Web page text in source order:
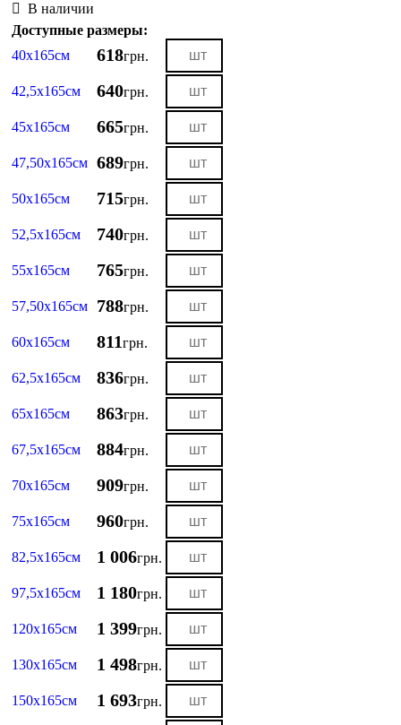
В наличии
Доступные размеры:
40х165см
618грн.
42,5х165см 640грн.
45х165см 665грн.
47,50х165см 689грн.
50х165см 715грн.
52,5х165см 740грн.
55х165см 765грн.
57,50х165см 788грн.
60х165см 811грн.
62,5х165см 836грн.
65х165см 863грн.
67,5х165см 884грн.
70х165см 909грн.
75х165см 960грн.
82,5х165см 1 006грн.
97,5х165см 1 180грн.
120х165см 1 399грн.
130х165см 1 498грн.
150х165см 1 693грн.